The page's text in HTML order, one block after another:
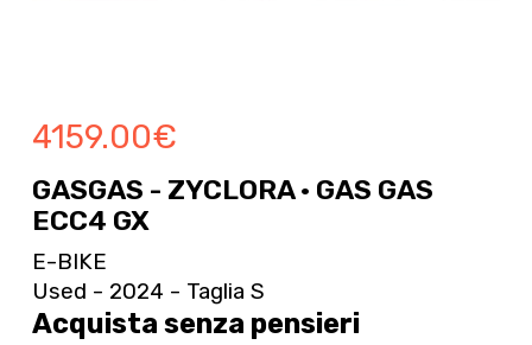
4159.00€
GASGAS - ZYCLORA · GAS GAS
ECC4 GX
E-BIKE
Used - 2024 - Taglia S
Acquista senza pensieri